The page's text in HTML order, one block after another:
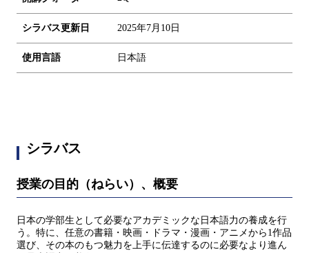
シラバス更新日 2025年7月10日
使用言語 日本語
シラバス
授業の目的（ねらい）、概要
日本の学部生として必要なアカデミックな日本語力の養成を行
う。特に、任意の書籍・映画・ドラマ・漫画・アニメから1作品
選び、その本のもつ魅力を上手に伝達するのに必要なより進ん